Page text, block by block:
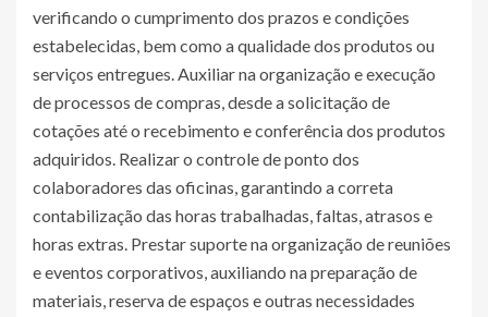
verificando o cumprimento dos prazos e condições
estabelecidas, bem como a qualidade dos produtos ou
serviços entregues. Auxiliar na organização e execução
de processos de compras, desde a solicitação de
cotações até o recebimento e conferência dos produtos
adquiridos. Realizar o controle de ponto dos
colaboradores das oficinas, garantindo a correta
contabilização das horas trabalhadas, faltas, atrasos e
horas extras. Prestar suporte na organização de reuniões
e eventos corporativos, auxiliando na preparação de
materiais, reserva de espaços e outras necessidades